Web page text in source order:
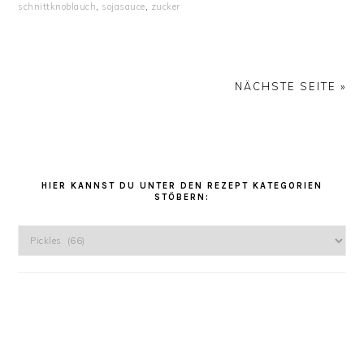
schnittknoblauch, sojasauce, zucker
NÄCHSTE SEITE »
HIER KANNST DU UNTER DEN REZEPT KATEGORIEN
STÖBERN: